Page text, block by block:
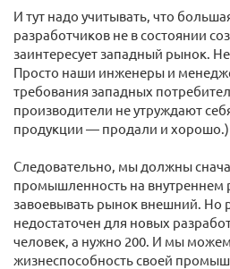
И тут надо учитывать, что
разработчиков не в состоянии
заинтересует западный рынок.
Просто наши инженеры и
требования западных
производители не утруждают
продукции — продали и хорошо.)
Следовательно, мы должны
промышленность на внутреннем
завоевывать рынок внешний. Но
недостаточен для новых
человек, а нужно 200. И мы
жизнеспособность своей